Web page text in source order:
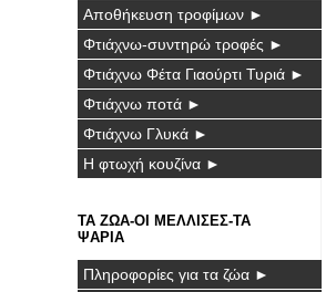
Αποθήκευση τροφίμων ►
Φτιάχνω-συντηρώ τροφές ►
Φτιάχνω Φέτα Γιαούρτι Τυριά ►
Φτιάχνω ποτά ►
Φτιάχνω Γλυκά ►
Η φτωχή κουζίνα ►
ΤΑ ΖΩΑ-ΟΙ ΜΕΛΛΙΣΕΣ-ΤΑ
ΨΑΡΙΑ
Πληροφορίες για τα ζώα ►